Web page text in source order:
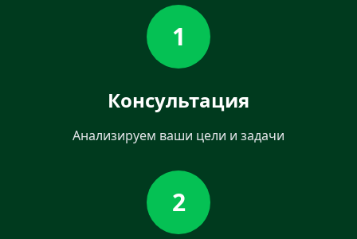
1
Консультация
Анализируем ваши цели и задачи
2